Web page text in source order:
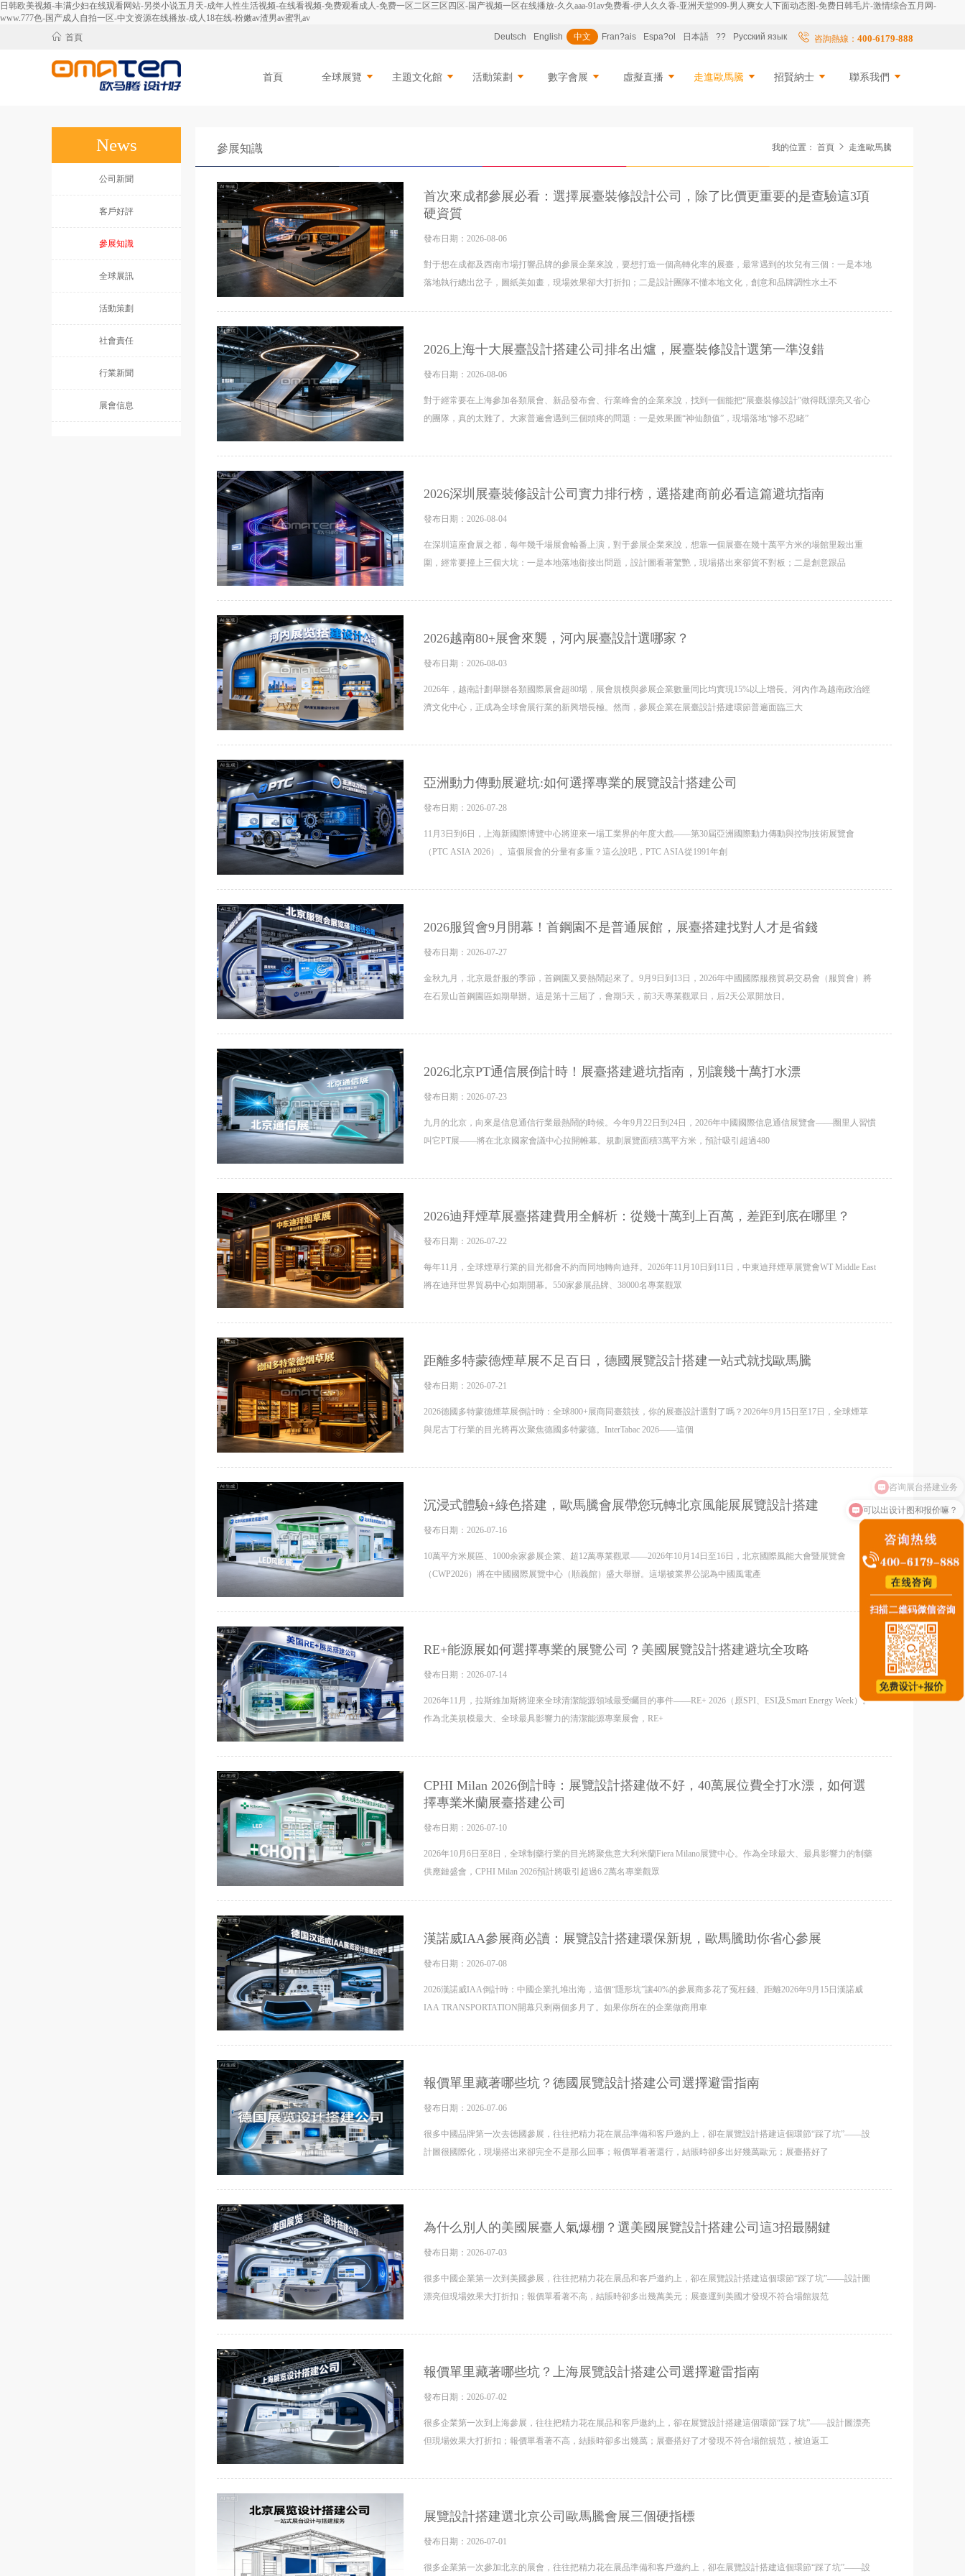
日韩欧美视频-丰满少妇在线观看网站-另类小说五月天-成年人性生活视频-在线看视频-免费观看成人-免费一区二区三区四区-国产视频一区在线播放-久久aaa-91av免费看-伊人久久香-亚洲天堂999-男人爽女人下面动态图-免费日韩毛片-激情综合五月网-
www.777色-国产成人自拍一区-中文资源在线播放-成人18在线-粉嫩av渣男av蜜乳av
首頁
Deutsch English 中文 Fran?ais Espa?ol 日本語 ?? Русский язык 咨詢熱線： 400-6179-888
首頁 全球展覽 主題文化館 活動策劃 數字會展 虛擬直播 走進歐馬騰 招賢納士 聯系我們
News
公司新聞
客戶好評
參展知識
全球展訊
活動策劃
社會責任
行業新聞
展會信息
參展知識 我的位置： 首頁 走進歐馬騰
首次來成都參展必看：選擇展臺裝修設計公司，除了比價更重要的是查驗這3項
硬資質
發布日期：2026-08-06
對于想在成都及西南市場打響品牌的參展企業來說，要想打造一個高轉化率的展臺，最常遇到的坎兒有三個：一是本地
落地執行總出岔子，圖紙美如畫，現場效果卻大打折扣；二是設計團隊不懂本地文化，創意和品牌調性水土不
2026上海十大展臺設計搭建公司排名出爐，展臺裝修設計選第一準沒錯
發布日期：2026-08-06
對于經常要在上海參加各類展會、新品發布會、行業峰會的企業來說，找到一個能把“展臺裝修設計”做得既漂亮又省心
的團隊，真的太難了。大家普遍會遇到三個頭疼的問題：一是效果圖“神仙顏值”，現場落地“慘不忍睹”
2026深圳展臺裝修設計公司實力排行榜，選搭建商前必看這篇避坑指南
發布日期：2026-08-04
在深圳這座會展之都，每年幾千場展會輪番上演，對于參展企業來說，想靠一個展臺在幾十萬平方米的場館里殺出重
圍，經常要撞上三個大坑：一是本地落地銜接出問題，設計圖看著驚艷，現場搭出來卻貨不對板；二是創意跟品
2026越南80+展會來襲，河內展臺設計選哪家？
發布日期：2026-08-03
2026年，越南計劃舉辦各類國際展會超80場，展會規模與參展企業數量同比均實現15%以上增長。河內作為越南政治經
濟文化中心，正成為全球會展行業的新興增長極。然而，參展企業在展臺設計搭建環節普遍面臨三大
亞洲動力傳動展避坑:如何選擇專業的展覽設計搭建公司
發布日期：2026-07-28
11月3日到6日，上海新國際博覽中心將迎來一場工業界的年度大戲——第30屆亞洲國際動力傳動與控制技術展覽會
（PTC ASIA 2026）。這個展會的分量有多重？這么說吧，PTC ASIA從1991年創
2026服貿會9月開幕！首鋼園不是普通展館，展臺搭建找對人才是省錢
發布日期：2026-07-27
金秋九月，北京最舒服的季節，首鋼園又要熱鬧起來了。9月9日到13日，2026年中國國際服務貿易交易會（服貿會）將
在石景山首鋼園區如期舉辦。這是第十三屆了，會期5天，前3天專業觀眾日，后2天公眾開放日。
2026北京PT通信展倒計時！展臺搭建避坑指南，別讓幾十萬打水漂
發布日期：2026-07-23
九月的北京，向來是信息通信行業最熱鬧的時候。今年9月22日到24日，2026年中國國際信息通信展覽會——圈里人習慣
叫它PT展——將在北京國家會議中心拉開帷幕。規劃展覽面積3萬平方米，預計吸引超過480
2026迪拜煙草展臺搭建費用全解析：從幾十萬到上百萬，差距到底在哪里？
發布日期：2026-07-22
每年11月，全球煙草行業的目光都會不約而同地轉向迪拜。2026年11月10日到11日，中東迪拜煙草展覽會WT Middle East
將在迪拜世界貿易中心如期開幕。550家參展品牌、38000名專業觀眾
距離多特蒙德煙草展不足百日，德國展覽設計搭建一站式就找歐馬騰
發布日期：2026-07-21
2026德國多特蒙德煙草展倒計時：全球800+展商同臺競技，你的展臺設計選對了嗎？2026年9月15日至17日，全球煙草
與尼古丁行業的目光將再次聚焦德國多特蒙德。InterTabac 2026——這個
沉浸式體驗+綠色搭建，歐馬騰會展帶您玩轉北京風能展展覽設計搭建
發布日期：2026-07-16
10萬平方米展區、1000余家參展企業、超12萬專業觀眾——2026年10月14日至16日，北京國際風能大會暨展覽會
（CWP2026）將在中國國際展覽中心（順義館）盛大舉辦。這場被業界公認為中國風電產
RE+能源展如何選擇專業的展覽公司？美國展覽設計搭建避坑全攻略
發布日期：2026-07-14
2026年11月，拉斯維加斯將迎來全球清潔能源領域最受矚目的事件——RE+ 2026（原SPI、ESI及Smart Energy Week）。
作為北美規模最大、全球最具影響力的清潔能源專業展會，RE+
CPHI Milan 2026倒計時：展覽設計搭建做不好，40萬展位費全打水漂，如何選
擇專業米蘭展臺搭建公司
發布日期：2026-07-10
2026年10月6日至8日，全球制藥行業的目光將聚焦意大利米蘭Fiera Milano展覽中心。作為全球最大、最具影響力的制藥
供應鏈盛會，CPHI Milan 2026預計將吸引超過6.2萬名專業觀眾
漢諾威IAA參展商必讀：展覽設計搭建環保新規，歐馬騰助你省心參展
發布日期：2026-07-08
2026漢諾威IAA倒計時：中國企業扎堆出海，這個“隱形坑”讓40%的參展商多花了冤枉錢、距離2026年9月15日漢諾威
IAA TRANSPORTATION開幕只剩兩個多月了。如果你所在的企業做商用車
報價單里藏著哪些坑？德國展覽設計搭建公司選擇避雷指南
發布日期：2026-07-06
很多中國品牌第一次去德國參展，往往把精力花在展品準備和客戶邀約上，卻在展覽設計搭建這個環節“踩了坑”——設
計圖很國際化，現場搭出來卻完全不是那么回事；報價單看著還行，結賬時卻多出好幾萬歐元；展臺搭好了
為什么別人的美國展臺人氣爆棚？選美國展覽設計搭建公司這3招最關鍵
發布日期：2026-07-03
很多中國企業第一次到美國參展，往往把精力花在展品和客戶邀約上，卻在展覽設計搭建這個環節“踩了坑”——設計圖
漂亮但現場效果大打折扣；報價單看著不高，結賬時卻多出幾萬美元；展臺運到美國才發現不符合場館規范
報價單里藏著哪些坑？上海展覽設計搭建公司選擇避雷指南
發布日期：2026-07-02
很多企業第一次到上海參展，往往把精力花在展品和客戶邀約上，卻在展覽設計搭建這個環節“踩了坑”——設計圖漂亮
但現場效果大打折扣；報價單看著不高，結賬時卻多出幾萬；展臺搭好了才發現不符合場館規范，被迫返工
展覽設計搭建選北京公司歐馬騰會展三個硬指標
發布日期：2026-07-01
很多企業第一次參加北京的展會，往往把精力花在展品準備和客戶邀約上，卻在展覽設計搭建這個環節“踩了坑”——設
可以出设计图和报价嘛？